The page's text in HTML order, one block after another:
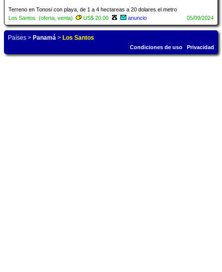
Terreno en Tonosi con playa, de 1 a 4 hectareas a 20 dolares el metro
Los Santos (oferta, venta)
US$ 20.00 anuncio 05/09/2024
Países > Panamá > Los Santos
Condiciones de uso Privacidad